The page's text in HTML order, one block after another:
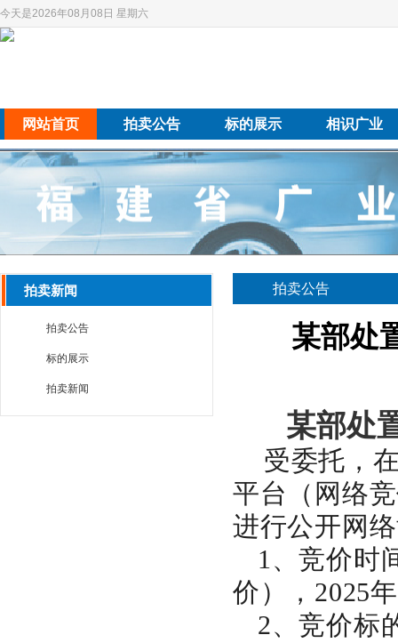
今天是2026年08月08日 星期六
网站首页 拍卖公告 标的展示 相识广业
拍卖公告
某部处
某部处
受委托，
平台（网络
进行公开网
1、竞价时
价）， 2025年
2、竞价标
拍卖新闻
拍卖公告
标的展示
拍卖新闻